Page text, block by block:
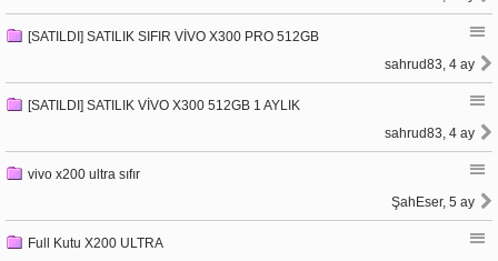
[SATILDI] SATILIK SIFIR VİVO X300 PRO 512GB
sahrud83, 4 ay
[SATILDI] SATILIK VİVO X300 512GB 1 AYLIK
sahrud83, 4 ay
vivo x200 ultra sıfır
ŞahEser, 5 ay
Full Kutu X200 ULTRA